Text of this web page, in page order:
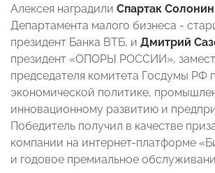
Алексея наградили Спартак Солонин
Департамента малого бизнеса -
президент Банка ВТБ, и Дмитрий
президент «ОПОРЫ РОССИИ»,
председателя комитета Госдумы РФ
экономической политике,
инновационному развитию и
Победитель получил в качестве
компании на интернет-платформе
и годовое премиальное